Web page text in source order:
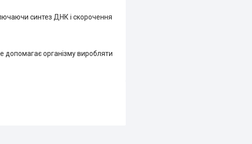
синтез ДНК і скорочення
допомагає організму виробляти